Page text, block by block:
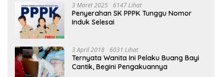
3 Maret 2025 6147 Lihat
Penyerahan SK PPPK Tunggu Nomor
Induk Selesai
3 April 2018 6031 Lihat
Ternyata Wanita Ini Pelaku Buang Bayi
Cantik, Begini Pengakuannya